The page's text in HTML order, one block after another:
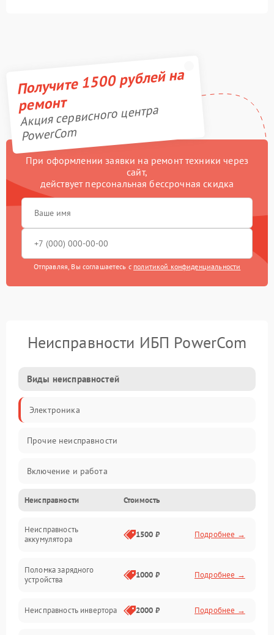
Получите 1500 рублей на
ремонт
Акция сервисного центра
PowerCom
При оформлении заявки на ремонт техники через
сайт,
действует персональная бессрочная скидка
Отправляя, Вы соглашаетесь с политикой конфиденциальности
Неисправности ИБП PowerCom
Виды неисправностей
Электроника
Прочие неисправности
Включение и работа
Работа с нагрузкой
Звук и индикация
Неисправности Стоимость
Неисправность
аккумулятора
1500 ₽ Подробнее →
Поломка зарядного
устройства
1000 ₽ Подробнее →
Неисправность инвертора 2000 ₽ Подробнее →